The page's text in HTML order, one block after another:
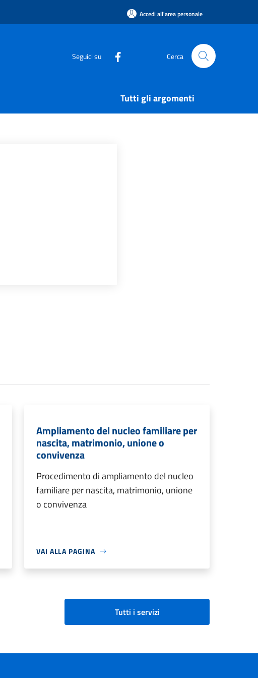
Accedi all'area personale
Seguici su Cerca
Tutti gli argomenti
Ampliamento del nucleo familiare per
nascita, matrimonio, unione o
convivenza
Procedimento di ampliamento del nucleo
familiare per nascita, matrimonio, unione
o convivenza
VAI ALLA PAGINA
Tutti i servizi